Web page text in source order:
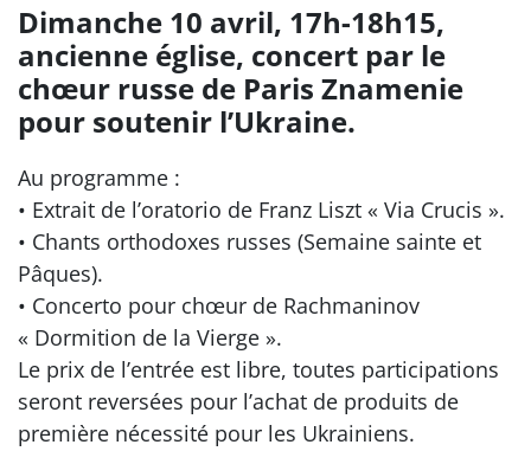
Dimanche 10 avril, 17h-18h15,
ancienne église, concert par le
chœur russe de Paris Znamenie
pour soutenir l’Ukraine.
Au programme :
• Extrait de l’oratorio de Franz Liszt « Via Crucis ».
• Chants orthodoxes russes (Semaine sainte et
Pâques).
• Concerto pour chœur de Rachmaninov
« Dormition de la Vierge ».
Le prix de l’entrée est libre, toutes participations
seront reversées pour l’achat de produits de
première nécessité pour les Ukrainiens.